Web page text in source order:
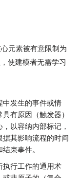
元素被有意限制为
使建模者无需学习
中发生的事件或情
有原因（触发器）
以容纳内部标记，
据其影响流程的时间
束事件。
执行工作的通用术